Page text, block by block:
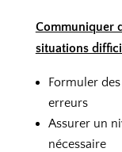
Communiquer
situations
Formuler
erreurs
Assurer un
nécessaire